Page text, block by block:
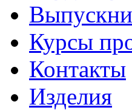
Курсы
Контакты
Изделия